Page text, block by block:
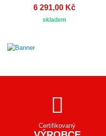
6 291,00 Kč
skladem
Certifikovaný